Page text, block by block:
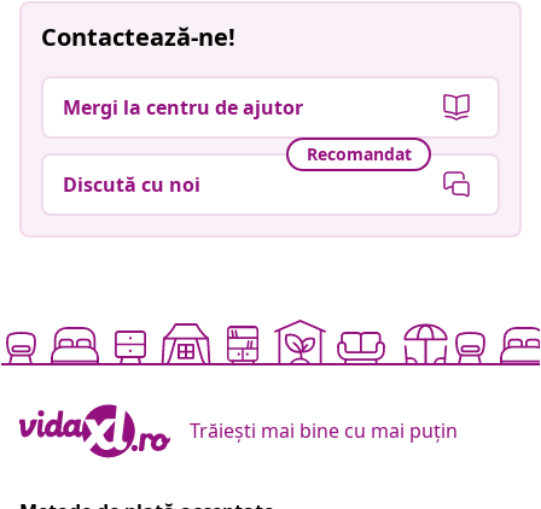
Contactează-ne!
Mergi la centru de ajutor
Recomandat
Discută cu noi
Trăiești mai bine cu mai puțin